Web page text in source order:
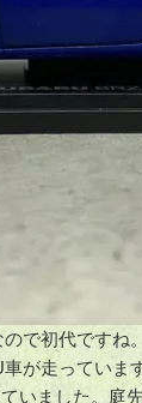
で初代ですね。
が走っていま
いました。庭